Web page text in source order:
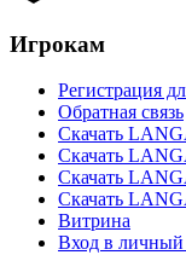
Игрокам
Регистрация
Обратная связь
Скачать
Скачать
Скачать
Скачать
Витрина
Вход в личный